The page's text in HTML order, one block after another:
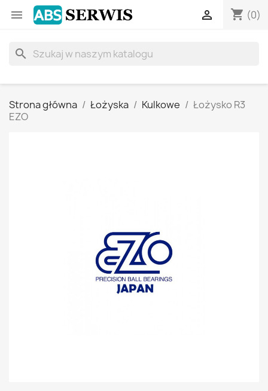
 shopping_cart (0)

search
Strona główna Łożyska Kulkowe
Łożysko R3
EZO